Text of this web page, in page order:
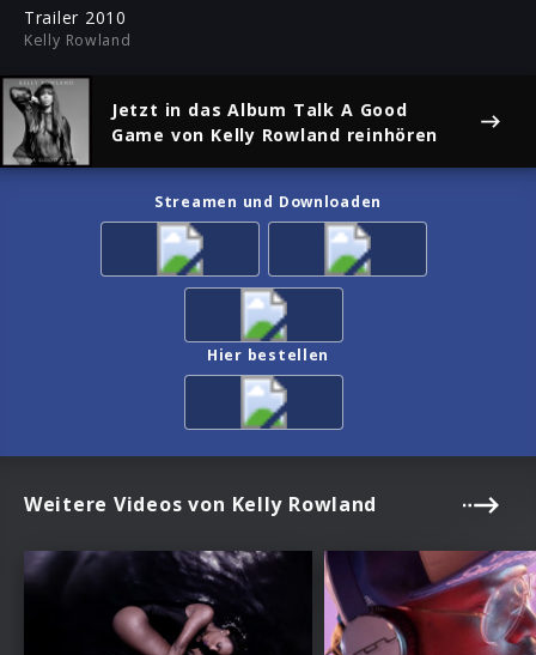
Trailer 2010
Kelly Rowland
Jetzt in das Album Talk A Good
Game von Kelly Rowland reinhören
Streamen und Downloaden
Hier bestellen
Weitere Videos von Kelly Rowland